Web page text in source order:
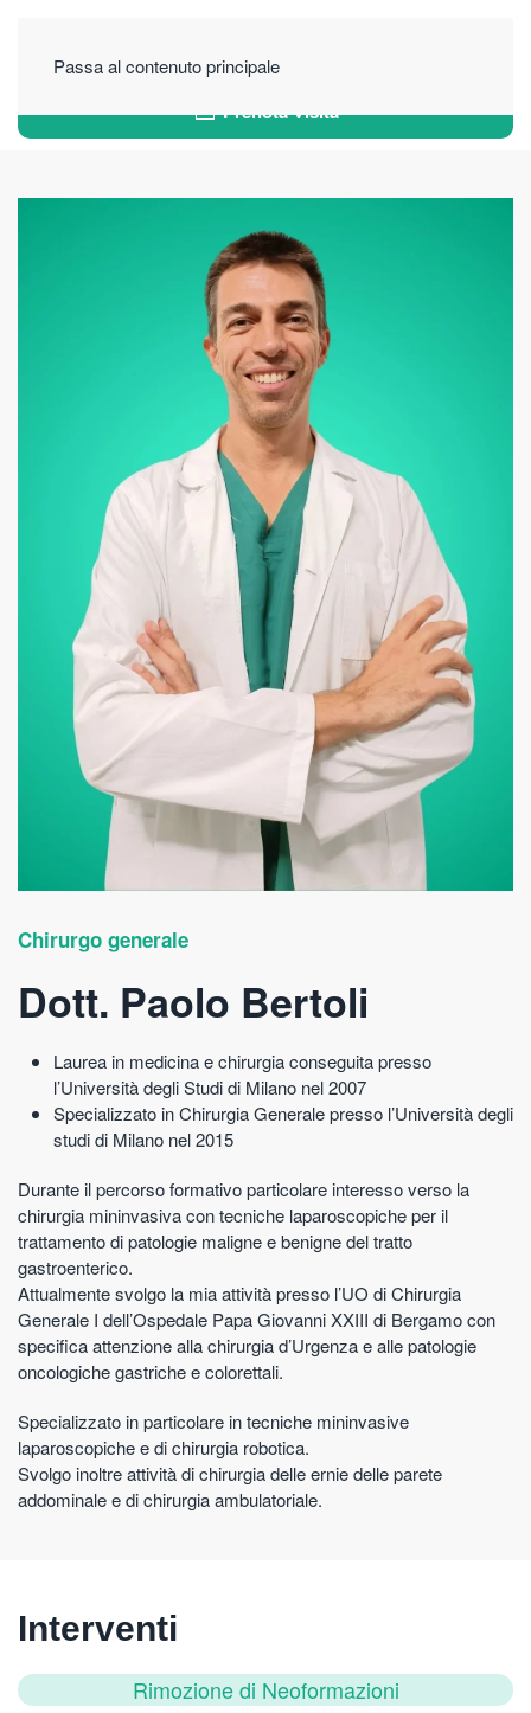
Passa al contenuto principale
Prenota Visita
Chirurgo generale
Dott. Paolo Bertoli
Laurea in medicina e chirurgia conseguita presso
l’Università degli Studi di Milano nel 2007
Specializzato in Chirurgia Generale presso l’Università degli
studi di Milano nel 2015
Durante il percorso formativo particolare interesso verso la
chirurgia mininvasiva con tecniche laparoscopiche per il
trattamento di patologie maligne e benigne del tratto
gastroenterico.
Attualmente svolgo la mia attività presso l’UO di Chirurgia
Generale I dell’Ospedale Papa Giovanni XXIII di Bergamo con
specifica attenzione alla chirurgia d’Urgenza e alle patologie
oncologiche gastriche e colorettali.
Specializzato in particolare in tecniche mininvasive
laparoscopiche e di chirurgia robotica.
Svolgo inoltre attività di chirurgia delle ernie delle parete
addominale e di chirurgia ambulatoriale.
Interventi
Rimozione di Neoformazioni